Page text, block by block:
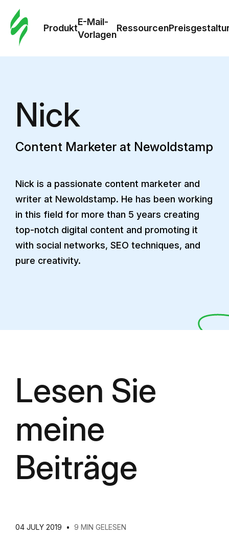
Produkt
E-Mail-
Vorlagen
Ressourcen
Nick
Content Marketer at Newoldstamp
Nick is a passionate content marketer and
writer at Newoldstamp. He has been working
in this field for more than 5 years creating
top-notch digital content and promoting it
with social networks, SEO techniques, and
pure creativity.
Lesen Sie
meine
Beiträge
04 JULY 2019 • 9 MIN GELESEN